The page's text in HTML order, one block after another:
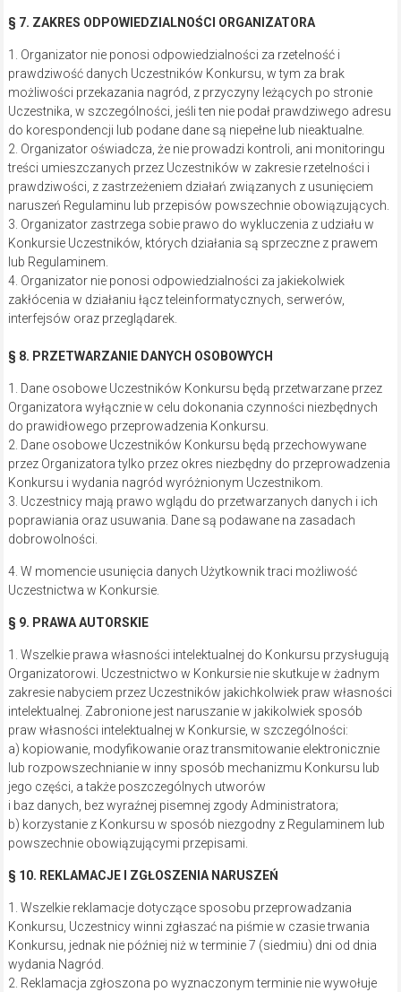
§ 7. ZAKRES ODPOWIEDZIALNOŚCI ORGANIZATORA
1. Organizator nie ponosi odpowiedzialności za rzetelność i
prawdziwość danych Uczestników Konkursu, w tym za brak
możliwości przekazania nagród, z przyczyny leżących po stronie
Uczestnika, w szczególności, jeśli ten nie podał prawdziwego adresu
do korespondencji lub podane dane są niepełne lub nieaktualne.
2. Organizator oświadcza, że nie prowadzi kontroli, ani monitoringu
treści umieszczanych przez Uczestników w zakresie rzetelności i
prawdziwości, z zastrzeżeniem działań związanych z usunięciem
naruszeń Regulaminu lub przepisów powszechnie obowiązujących.
3. Organizator zastrzega sobie prawo do wykluczenia z udziału w
Konkursie Uczestników, których działania są sprzeczne z prawem
lub Regulaminem.
4. Organizator nie ponosi odpowiedzialności za jakiekolwiek
zakłócenia w działaniu łącz teleinformatycznych, serwerów,
interfejsów oraz przeglądarek.
§ 8. PRZETWARZANIE DANYCH OSOBOWYCH
1. Dane osobowe Uczestników Konkursu będą przetwarzane przez
Organizatora wyłącznie w celu dokonania czynności niezbędnych
do prawidłowego przeprowadzenia Konkursu.
2. Dane osobowe Uczestników Konkursu będą przechowywane
przez Organizatora tylko przez okres niezbędny do przeprowadzenia
Konkursu i wydania nagród wyróżnionym Uczestnikom.
3. Uczestnicy mają prawo wglądu do przetwarzanych danych i ich
poprawiania oraz usuwania. Dane są podawane na zasadach
dobrowolności.
4. W momencie usunięcia danych Użytkownik traci możliwość
Uczestnictwa w Konkursie.
§ 9. PRAWA AUTORSKIE
1. Wszelkie prawa własności intelektualnej do Konkursu przysługują
Organizatorowi. Uczestnictwo w Konkursie nie skutkuje w żadnym
zakresie nabyciem przez Uczestników jakichkolwiek praw własności
intelektualnej. Zabronione jest naruszanie w jakikolwiek sposób
praw własności intelektualnej w Konkursie, w szczególności:
a) kopiowanie, modyfikowanie oraz transmitowanie elektronicznie
lub rozpowszechnianie w inny sposób mechanizmu Konkursu lub
jego części, a także poszczególnych utworów
i baz danych, bez wyraźnej pisemnej zgody Administratora;
b) korzystanie z Konkursu w sposób niezgodny z Regulaminem lub
powszechnie obowiązującymi przepisami.
§ 10. REKLAMACJE I ZGŁOSZENIA NARUSZEŃ
1. Wszelkie reklamacje dotyczące sposobu przeprowadzania
Konkursu, Uczestnicy winni zgłaszać na piśmie w czasie trwania
Konkursu, jednak nie później niż w terminie 7 (siedmiu) dni od dnia
wydania Nagród.
2. Reklamacja zgłoszona po wyznaczonym terminie nie wywołuje